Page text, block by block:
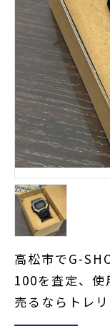
高松市でG-
100を査定、使
売るならトレ